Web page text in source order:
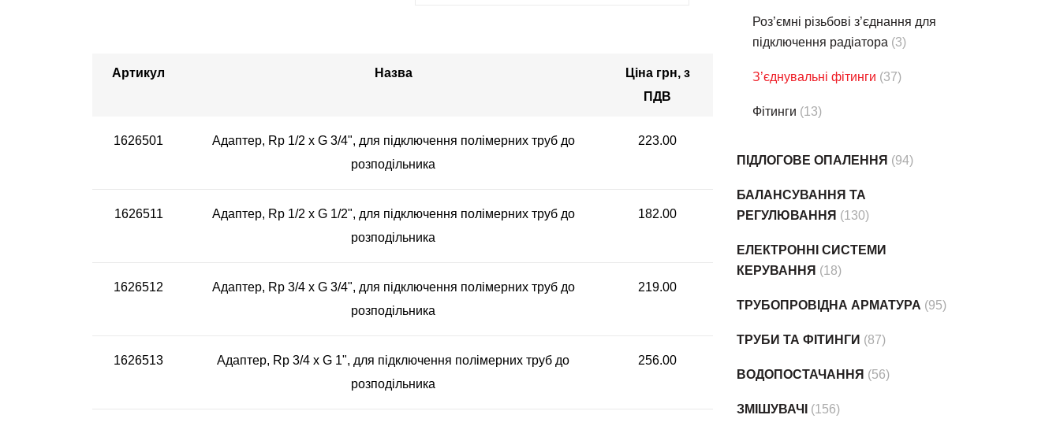
Артикул Назва
Ціна грн, з
ПДВ
1626501
Адаптер, Rp 1/2 x G 3/4", для підключення полімерних труб до
розподільника
223.00
1626511
Адаптер, Rp 1/2 x G 1/2", для підключення полімерних труб до
розподільника
182.00
1626512
Адаптер, Rp 3/4 x G 3/4", для підключення полімерних труб до
розподільника
219.00
1626513
Адаптер, Rp 3/4 x G 1", для підключення полімерних труб до
розподільника
256.00
Роз’ємні різьбові з’єднання для
підключення радіатора (3)
З’єднувальні фітинги (37)
Фітинги (13)
ПІДЛОГОВЕ ОПАЛЕННЯ (94)
БАЛАНСУВАННЯ ТА
РЕГУЛЮВАННЯ (130)
ЕЛЕКТРОННІ СИСТЕМИ
КЕРУВАННЯ (18)
ТРУБОПРОВІДНА АРМАТУРА (95)
ТРУБИ ТА ФІТИНГИ (87)
ВОДОПОСТАЧАННЯ (56)
ЗМІШУВАЧІ (156)